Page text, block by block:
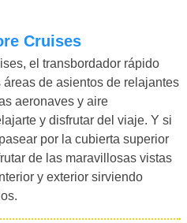
Cruises
el transbordador rápido
de asientos de relajantes
aeronaves y aire
y disfrutar del viaje. Y si
por la cubierta superior
de las maravillosas vistas
y exterior sirviendo